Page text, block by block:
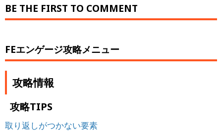
BE THE FIRST TO COMMENT
FEエンゲージ攻略メニュー
攻略情報
攻略TIPS
取り返しがつかない要素